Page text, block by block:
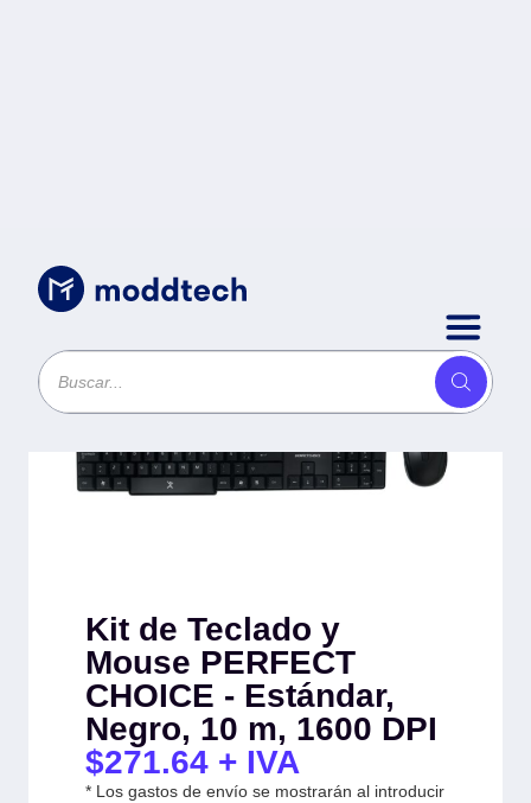
Accesorios para Componentes
Mouse PERFECT
Estándar, Negro,
10 m, 1600 DPI
Kit de Teclado y
Mouse PERFECT
CHOICE - Estándar,
Negro, 10 m, 1600 DPI
$271.64 + IVA
* Los gastos de envío se mostrarán al introducir